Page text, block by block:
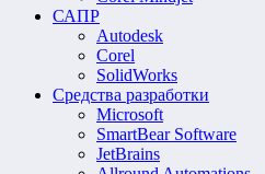
САПР
Autodesk
Corel
SolidWorks
Средства разработки
Microsoft
SmartBear Software
JetBrains